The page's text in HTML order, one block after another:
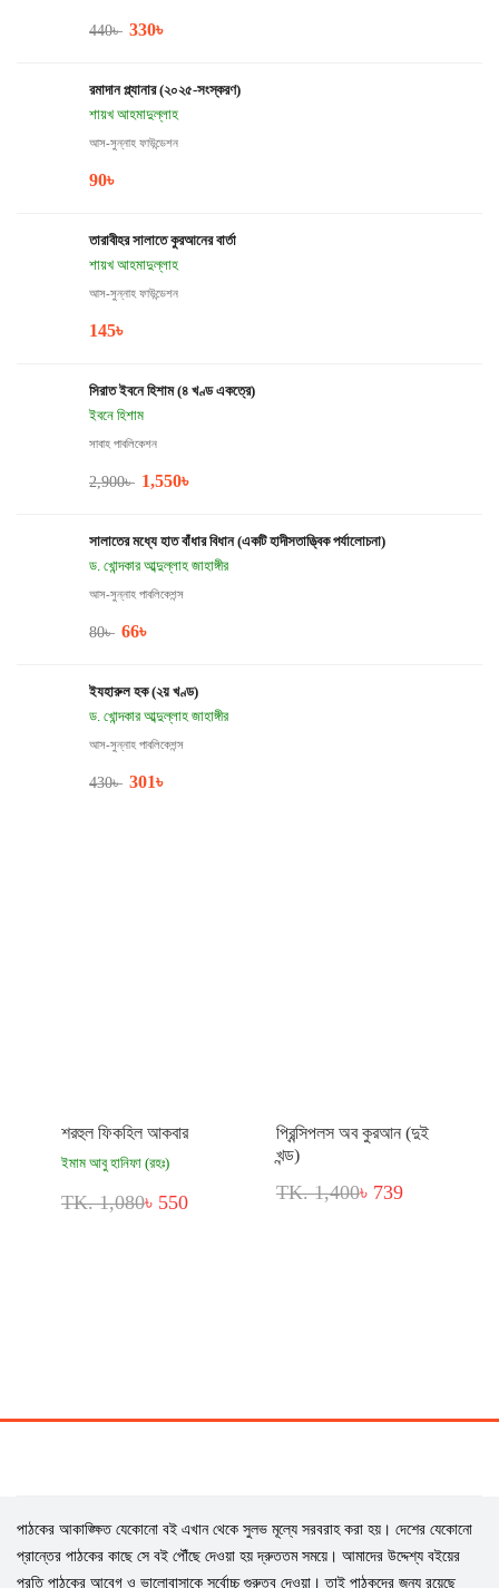
440৳ 330৳
রমাদান প্ল্যানার (২০২৫-সংস্করণ)
শায়খ আহমাদুল্লাহ
আস-সুন্নাহ ফাউন্ডেশন
90৳
তারাবীহর সালাতে কুরআনের বার্তা
শায়খ আহমাদুল্লাহ
আস-সুন্নাহ ফাউন্ডেশন
145৳
সিরাত ইবনে হিশাম (৪ খণ্ড একত্রে)
ইবনে হিশাম
সাবাহ পাবলিকেশন
2,900৳ 1,550৳
সালাতের মধ্যে হাত বাঁধার বিধান (একটি হাদীসতাত্ত্বিক পর্যালোচনা)
ড. খোন্দকার আব্দুল্লাহ জাহাঙ্গীর
আস-সুন্নাহ পাবলিকেশন্স
80৳ 66৳
ইযহারুল হক (২য় খণ্ড)
ড. খোন্দকার আব্দুল্লাহ জাহাঙ্গীর
আস-সুন্নাহ পাবলিকেশন্স
430৳ 301৳
শরহুল ফিকহিল আকবার
ইমাম আবু হানিফা (রহঃ)
TK. 1,080৳ 550
প্রিন্সিপলস অব কুরআন (দুই
খন্ড)
TK. 1,400৳ 739
পাঠকের আকাঙ্ক্ষিত যেকোনো বই এখান থেকে সুলভ মূল্যে সরবরাহ করা হয়। দেশের যেকোনো
প্রান্তের পাঠকের কাছে সে বই পৌঁছে দেওয়া হয় দ্রুততম সময়ে। আমাদের উদ্দেশ্য বইয়ের
প্রতি পাঠকের আবেগ ও ভালোবাসাকে সর্বোচ্চ গুরুত্ব দেওয়া। তাই পাঠকদের জন্য রয়েছে